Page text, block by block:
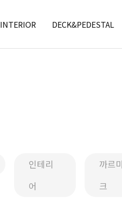
INTERIOR DECK&PEDESTAL
인테리
어
까르
크